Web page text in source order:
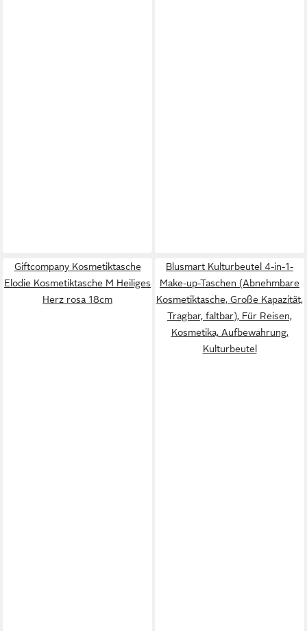
Giftcompany Kosmetiktasche
Elodie Kosmetiktasche M Heiliges
Herz rosa 18cm
Blusmart Kulturbeutel 4-in-1-
Make-up-Taschen (Abnehmbare
Kosmetiktasche, Große Kapazität,
Tragbar, faltbar), Für Reisen,
Kosmetika, Aufbewahrung,
Kulturbeutel